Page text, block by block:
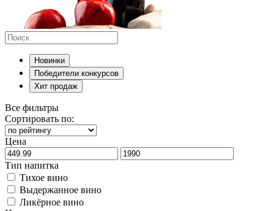
Новинки
Победители конкурсов
Хит продаж
Все фильтры
Сортировать по:
Цена
Тип напитка
Тихое вино
Выдержанное вино
Ликёрное вино